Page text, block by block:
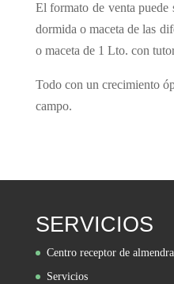
El formato de venta puede
dormida o maceta de las
o maceta de 1 Lto. con
Todo con un crecimiento
campo.
SERVICIOS
Centro receptor de almendra
Servicios